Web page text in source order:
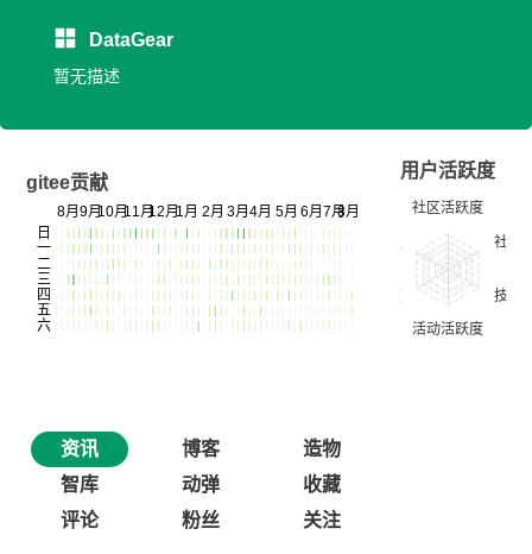
DataGear
暂无描述
gitee贡献
用户活跃度
资讯 博客
造物
智库
动弹
收藏
评论
粉丝 关注